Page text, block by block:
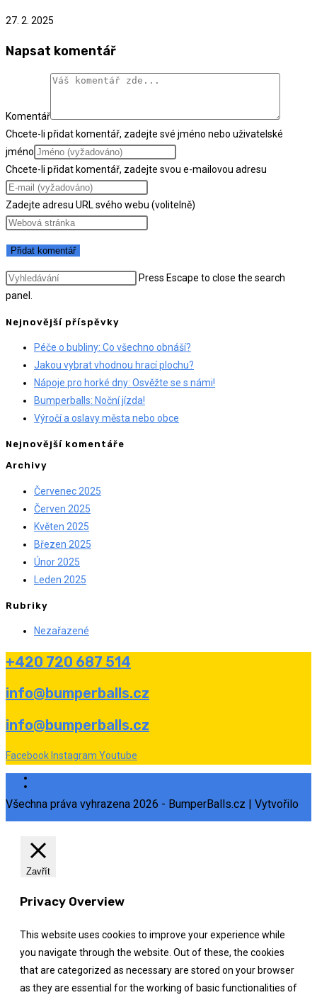
27. 2. 2025
Napsat komentář
Komentář
Chcete-li přidat komentář, zadejte své jméno nebo uživatelské
jméno
Chcete-li přidat komentář, zadejte svou e-mailovou adresu
Zadejte adresu URL svého webu (volitelně)
Press Escape to close the search
panel.
Nejnovější příspěvky
Péče o bubliny: Co všechno obnáší?
Jakou vybrat vhodnou hrací plochu?
Nápoje pro horké dny: Osvěžte se s námi!
Bumperballs: Noční jízda!
Výročí a oslavy města nebo obce
Nejnovější komentáře
Archivy
Červenec 2025
Červen 2025
Květen 2025
Březen 2025
Únor 2025
Leden 2025
Rubriky
Nezařazené
+420 720 687 514
info@bumperballs.cz
info@bumperballs.cz
FacebookInstagram Youtube
Všechna práva vyhrazena 2026 - BumperBalls.cz | Vytvořilo
Zavřít
Privacy Overview
This website uses cookies to improve your experience while
you navigate through the website. Out of these, the cookies
that are categorized as necessary are stored on your browser
as they are essential for the working of basic functionalities of